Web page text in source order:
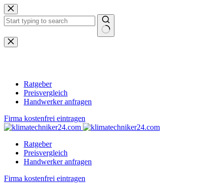
Zum
Inhalt
springen
Keine
Ergebnisse
Ratgeber
Preisvergleich
Handwerker anfragen
Firma kostenfrei eintragen
Ratgeber
Preisvergleich
Handwerker anfragen
Firma kostenfrei eintragen